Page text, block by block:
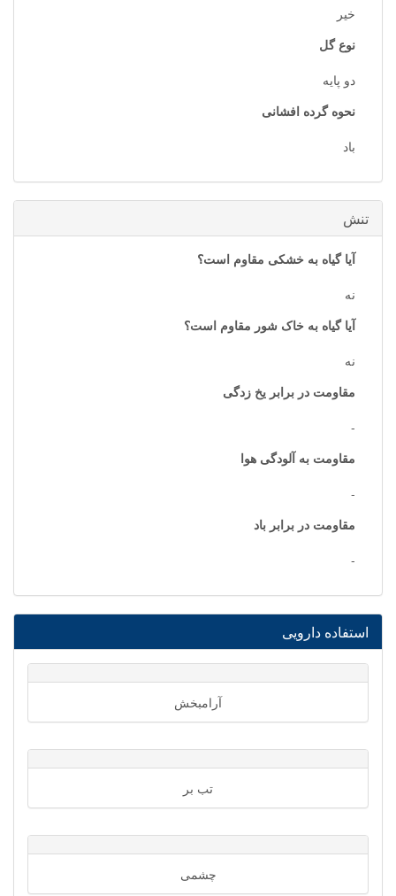
خیر
نوع گل
دو پایه
نحوه گرده افشانی
باد
تنش
آیا گیاه به خشکی مقاوم است؟
نه
آیا گیاه به خاک شور مقاوم است؟
نه
مقاومت در برابر یخ زدگی
-
مقاومت به آلودگی هوا
-
مقاومت در برابر باد
-
استفاده دارویی
آرامبخش
تب بر
چشمی